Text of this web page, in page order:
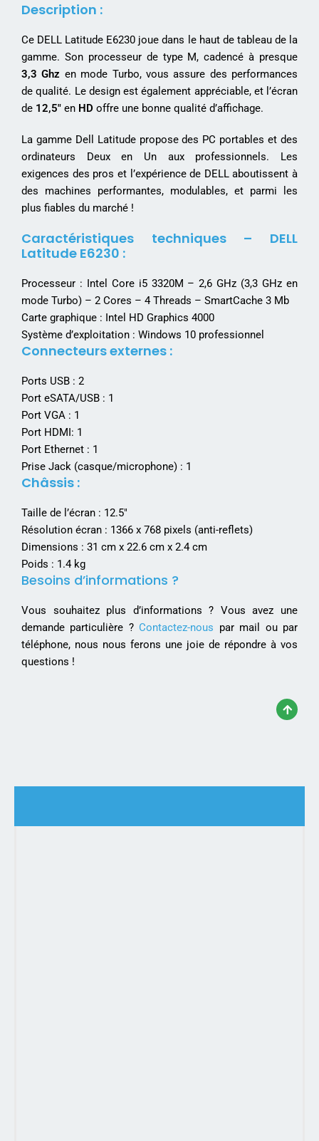
Description :
Ce DELL Latitude E6230 joue dans le haut de tableau de la
gamme. Son processeur de type M, cadencé à presque
3,3 Ghz en mode Turbo, vous assure des performances
de qualité. Le design est également appréciable, et l’écran
de 12,5″ en HD offre une bonne qualité d’affichage.
La gamme Dell Latitude propose des PC portables et des
ordinateurs Deux en Un aux professionnels. Les
exigences des pros et l’expérience de DELL aboutissent à
des machines performantes, modulables, et parmi les
plus fiables du marché !
Caractéristiques techniques – DELL
Latitude E6230 :
Processeur : Intel Core i5 3320M – 2,6 GHz (3,3 GHz en
mode Turbo) – 2 Cores – 4 Threads – SmartCache 3 Mb
Carte graphique : Intel HD Graphics 4000
Système d’exploitation : Windows 10 professionnel
Connecteurs externes :
Ports USB : 2
Port eSATA/USB : 1
Port VGA : 1
Port HDMI: 1
Port Ethernet : 1
Prise Jack (casque/microphone) : 1
Châssis :
Taille de l’écran : 12.5″
Résolution écran : 1366 x 768 pixels (anti-reflets)
Dimensions : 31 cm x 22.6 cm x 2.4 cm
Poids : 1.4 kg
Besoins d’informations ?
Vous souhaitez plus d’informations ? Vous avez une
demande particulière ?Contactez-nous par mail ou par
téléphone, nous nous ferons une joie de répondre à vos
questions !